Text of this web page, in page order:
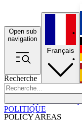
Open sub
navigation
Recherche
POLICY AREAS
Français
POLITIQUE